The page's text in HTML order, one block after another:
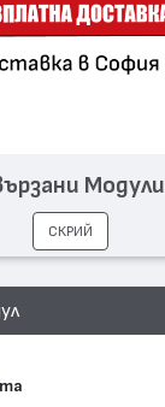
Модули
СКРИЙ